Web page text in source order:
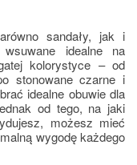
sandały, jak i
idealne na
kolorystyce – od
stonowane czarne i
idealne obuwie dla
od tego, na jaki
możesz mieć
wygodę każdego